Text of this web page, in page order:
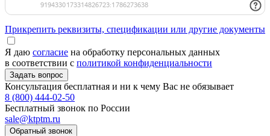
Прикрепить реквизиты, спецификации или другие документы
Я даю согласие на обработку персональных данных
в соответствии с политикой конфиденциальности
Консультация бесплатная и ни к чему Вас не обязывает
8 (800) 444-02-50
Бесплатный звонок по России
sale@ktptm.ru